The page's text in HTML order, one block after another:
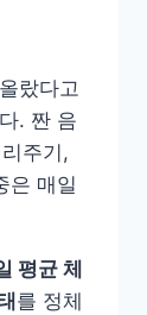
랐다고
. 짠 음
주기,
은 매일
평균 체
를 정체